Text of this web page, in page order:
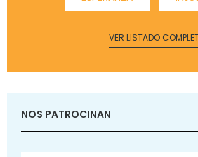
VER LISTADO
NOS PATROCINAN